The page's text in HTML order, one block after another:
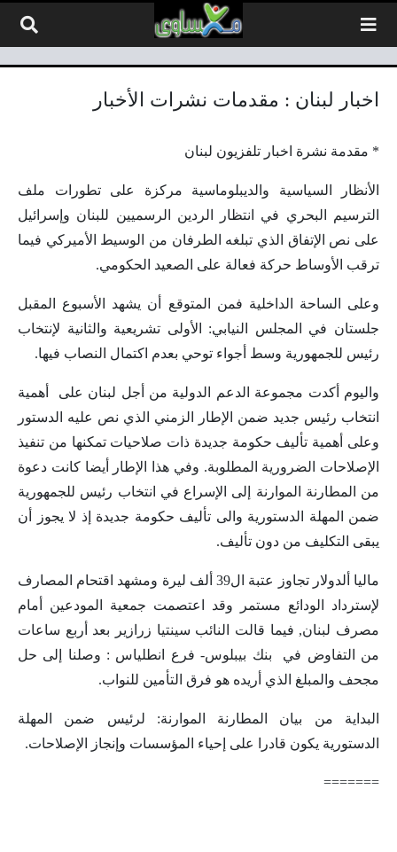
اخبار لبنان : مقدمات نشرات الأخبار
* مقدمة نشرة اخبار تلفزيون لبنان
الأنظار السياسية والديبلوماسية مركزة على تطورات ملف
الترسيم البحري في انتظار الردين الرسميين للبنان وإسرائيل
على نص الإتفاق الذي تبلغه الطرفان من الوسيط الأميركي فيما
ترقب الأوساط حركة فعالة على الصعيد الحكومي.
وعلى الساحة الداخلية فمن المتوقع أن يشهد الأسبوع المقبل
جلستان في المجلس النيابي: الأولى تشريعية والثانية لإنتخاب
رئيس للجمهورية وسط أجواء توحي بعدم اكتمال النصاب فيها.
واليوم أكدت مجموعة الدعم الدولية من أجل لبنان على أهمية
انتخاب رئيس جديد ضمن الإطار الزمني الذي نص عليه الدستور
وعلى أهمية تأليف حكومة جديدة ذات صلاحيات تمكنها من تنفيذ
الإصلاحات الضرورية المطلوبة. وفي هذا الإطار أيضا كانت دعوة
من المطارنة الموارنة إلى الإسراع في انتخاب رئيس للجمهورية
ضمن المهلة الدستورية والى تأليف حكومة جديدة إذ لا يجوز أن
يبقى التكليف من دون تأليف.
ماليا ألدولار تجاوز عتبة ال39 ألف ليرة ومشهد اقتحام المصارف
لإسترداد الودائع مستمر وقد اعتصمت جمعية المودعين أمام
مصرف لبنان, فيما قالت النائب سينتيا زرازير بعد أربع ساعات
من التفاوض في بنك بيبلوس- فرع انطلياس : وصلنا إلى حل
مجحف والمبلغ الذي أريده هو فرق التأمين للنواب.
البداية من بيان المطارنة الموارنة: لرئيس ضمن المهلة
الدستورية يكون قادرا على إحياء المؤسسات وإنجاز الإصلاحات.
=======